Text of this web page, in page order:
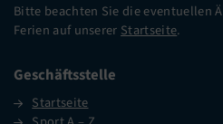
Bitte beachten Sie die eventuellen
Ferien auf unserer Startseite.
Geschäftsstelle
Startseite